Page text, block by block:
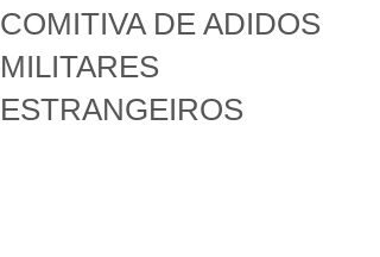
COMITIVA DE ADIDOS
MILITARES
ESTRANGEIROS